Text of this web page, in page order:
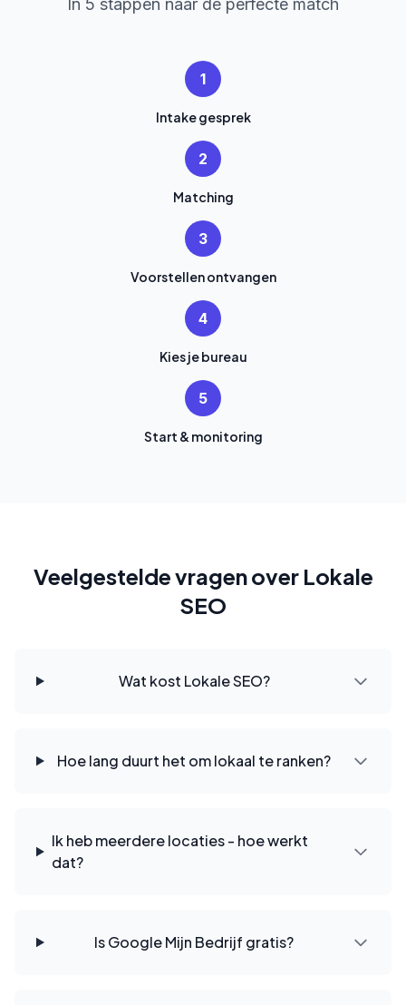
In 5 stappen naar de perfecte match
1
Intake gesprek
2
Matching
3
Voorstellen ontvangen
4
Kies je bureau
5
Start & monitoring
Veelgestelde vragen over Lokale
SEO
Wat kost Lokale SEO?
Hoe lang duurt het om lokaal te ranken?
Ik heb meerdere locaties - hoe werkt
dat?
Is Google Mijn Bedrijf gratis?